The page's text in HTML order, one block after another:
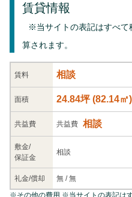
賃貸情報
※当サイトの表記はすべて
算されます。
賃料 相談
面積 24.84坪(82.14㎡)
共益費 共益費 相談
敷金/
保証金
相談
礼金/償却 無 /無
※その他の費用 ※当サイトの表記は